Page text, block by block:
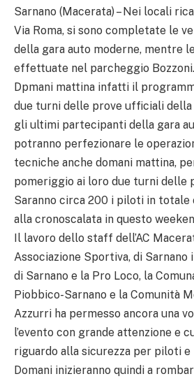
Sarnano (Macerata) – Nei locali
Via Roma, si sono completate le
della gara auto moderne, mentre
effettuate nel parcheggio Bozzoni.
Dpmani mattina infatti il
due turni delle prove ufficiali della
gli ultimi partecipanti della gara
potranno perfezionare le
tecniche anche domani mattina,
pomeriggio ai loro due turni delle
Saranno circa 200 i piloti in totale
alla cronoscalata in questo
Il lavoro dello staff dell’AC
Associazione Sportiva, di Sarnano
di Sarnano e la Pro Loco, la
Piobbico-Sarnano e la Comunità
Azzurri ha permesso ancora una
l’evento con grande attenzione e
riguardo alla sicurezza per piloti
Domani inizieranno quindi a